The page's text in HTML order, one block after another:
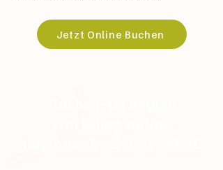
Jetzt Online Buchen